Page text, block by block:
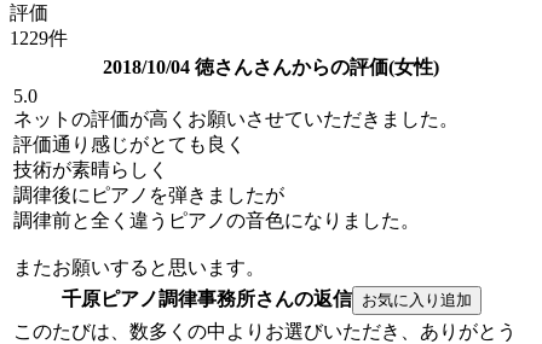
評価
1229件
2018/10/04 徳さんさんからの評価(女性)
5.0
ネットの評価が高くお願いさせていただきました。
評価通り感じがとても良く
技術が素晴らしく
調律後にピアノを弾きましたが
調律前と全く違うピアノの音色になりました。
またお願いすると思います。
千原ピアノ調律事務所さんの返信
このたびは、数多くの中よりお選びいただき、ありがとう